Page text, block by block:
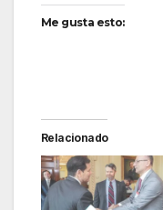
Me gusta esto:
Relacionado